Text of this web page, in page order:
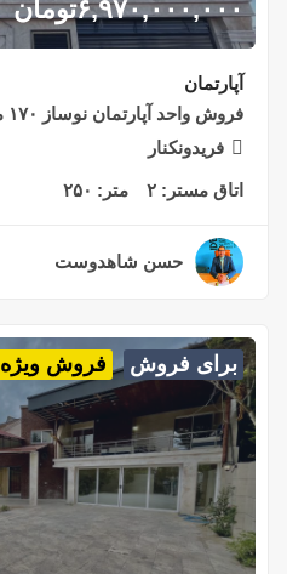
۶,۹۷۰,۰۰۰,۰۰۰تومان
آپارتمان
فروش واحد آپارتمان نوساز ۱۷۰ متری در فریدونکنار
فریدونکنار
اتاق مستر: ۲ متر: ۲۵۰
حسن شاهدوست
برای فروش فروش ویژه